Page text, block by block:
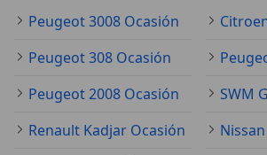
Peugeot 3008 Ocasión
Peugeot 308 Ocasión
Peugeot 2008 Ocasión
SWM
Renault Kadjar Ocasión